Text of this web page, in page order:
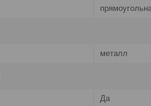
металл
Да